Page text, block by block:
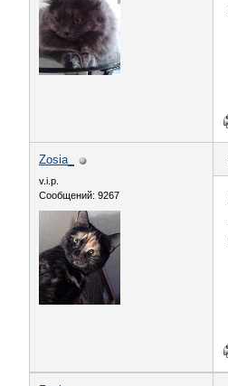
Zosia_
v.i.p.
Сообщений: 9267